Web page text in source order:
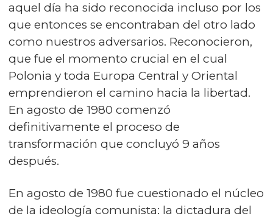
aquel día ha sido reconocida incluso por los
que entonces se encontraban del otro lado
como nuestros adversarios. Reconocieron,
que fue el momento crucial en el cual
Polonia y toda Europa Central y Oriental
emprendieron el camino hacia la libertad.
En agosto de 1980 comenzó
definitivamente el proceso de
transformación que concluyó 9 años
después.
En agosto de 1980 fue cuestionado el núcleo
de la ideología comunista: la dictadura del